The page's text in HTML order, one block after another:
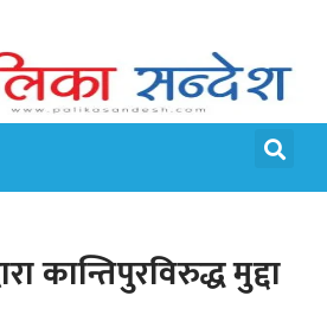
कान्तिपुरविरुद्ध मुद्दा